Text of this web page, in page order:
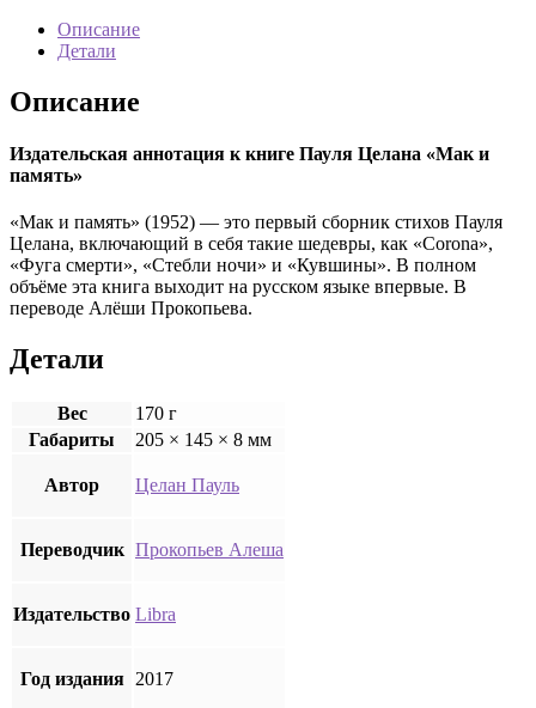
Описание
Детали
Описание
Издательская аннотация к книге Пауля Целана «Мак и
память»
«Мак и память» (1952) — это первый сборник стихов Пауля
Целана, включающий в себя такие шедевры, как «Corona»,
«Фуга смерти», «Стебли ночи» и «Кувшины». В полном
объёме эта книга выходит на русском языке впервые. В
переводе Алёши Прокопьева.
Детали
Вес
170 г
Габариты
205 × 145 × 8 мм
Автор Целан Пауль
Переводчик Прокопьев Алеша
Издательство Libra
Год издания 2017